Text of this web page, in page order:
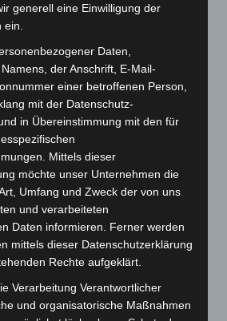
den Geltungsbereich
hinaus. „Das ist ein
denn die Beschäftigten in
anderen Bereichen sind
Pflegeunternehmen auf,
einen flächendeckenden
„Die Altenpflege
und eine
Nur so werden sich in Zukunft
diesen so wichtigen und
betonte
eine gute Pflege will, muss
generell eine Einwilligung der
Daten,
der Anschrift, E-Mail-
einer betroffenen Person,
mit der Datenschutz-
in Übereinstimmung mit den für
Mittels dieser
möchte unser Unternehmen die
Umfang und Zweck der von uns
und verarbeiteten
Daten informieren. Ferner werden
mittels dieser Datenschutzerklärung
Rechte aufgeklärt.
Verarbeitung Verantwortlicher
und organisatorische Maßnahmen